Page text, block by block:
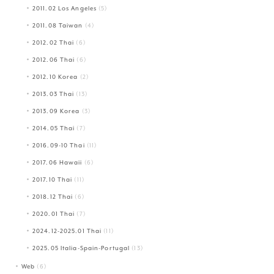
2011.02 Los Angeles (5)
2011.08 Taiwan (4)
2012.02 Thai (6)
2012.06 Thai (6)
2012.10 Korea (2)
2013.03 Thai (13)
2013.09 Korea (3)
2014.05 Thai (7)
2016.09-10 Thai (11)
2017.06 Hawaii (6)
2017.10 Thai (11)
2018.12 Thai (6)
2020.01 Thai (7)
2024.12-2025.01 Thai (11)
2025.05 Italia-Spain-Portugal (13)
Web (6)